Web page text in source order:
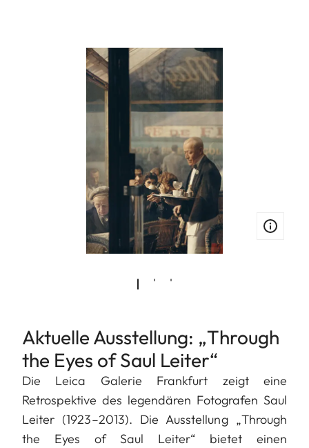
Aktuelle Ausstellung: „Through
the Eyes of Saul Leiter“
Die Leica Galerie Frankfurt zeigt eine
Retrospektive des legendären Fotografen Saul
Leiter (1923–2013). Die Ausstellung „Through
the Eyes of Saul Leiter“ bietet einen